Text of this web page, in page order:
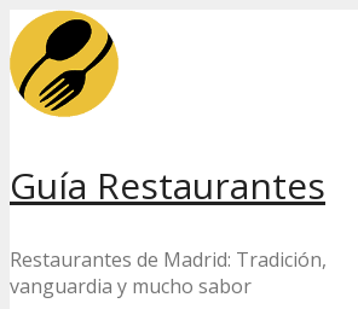
Skip
to
content
Guía Restaurantes
Restaurantes de Madrid: Tradición,
vanguardia y mucho sabor